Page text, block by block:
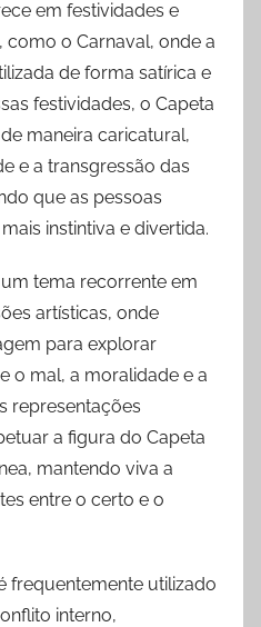
em festividades e
o Carnaval, onde a
de forma satírica e
festividades, o Capeta
maneira caricatural,
e a transgressão das
que as pessoas
instintiva e divertida.
tema recorrente em
artísticas, onde
para explorar
o mal, a moralidade e a
representações
a figura do Capeta
mantendo viva a
entre o certo e o
frequentemente utilizado
interno,